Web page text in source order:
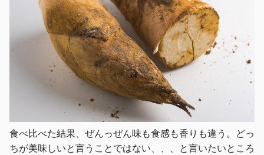
食べ比べた結果、ぜんっぜん味も食感も香りも違う。どっ
ちが美味しいと言うことではない、、、と言いたいところ